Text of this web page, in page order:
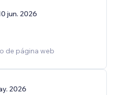
jun. 2026
de página web
2026